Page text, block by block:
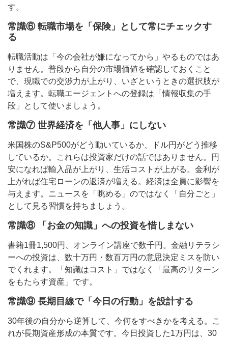
す。
常識⑥ 転職市場を「保険」として常にチェックす
る
転職活動は「今の会社が嫌になってから」やるものではあ
りません。普段から自分の市場価値を確認しておくこと
で、現職での交渉力が上がり、いざというときの選択肢が
増えます。転職エージェントへの登録は「情報収集の手
段」として使いましょう。
常識⑦ 世界経済を「他人事」にしない
米国株のS&P500がどう動いているか、ドル円がどう推移
しているか。これらは投資家だけの話ではありません。円
安になれば輸入品が上がり、生活コストが上がる。金利が
上がれば住宅ローンの返済が増える。経済は全員に影響を
与えます。ニュースを「眺める」のではなく「自分ごと」
として見る習慣を持ちましょう。
常識⑧ 「お金の知識」への投資を惜しまない
書籍1冊1,500円、オンライン講座で数千円。金融リテラシ
ーへの投資は、数十万円・数百万円の意思決定ミスを防い
でくれます。「知識はコスト」ではなく「最高のリターン
をもたらす資産」です。
常識⑨ 長期目線で「今日の行動」を設計する
30年後の自分から逆算して、今何をすべきかを考える。こ
れが長期資産形成の本質です。今日投資した1万円は、30